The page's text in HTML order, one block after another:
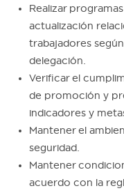
Realizar
actualización
trabajadores
delegación.
Verificar el
de promoción y
indicadores y
Mantener el
seguridad.
Mantener
acuerdo con la